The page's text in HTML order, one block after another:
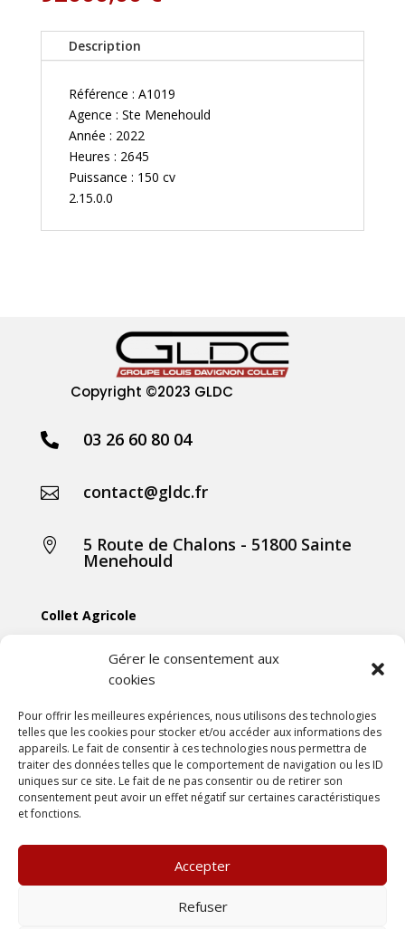
Gérer le consentement aux
cookies
Pour offrir les meilleures expériences, nous utilisons des technologies
telles que les cookies pour stocker et/ou accéder aux informations des
appareils. Le fait de consentir à ces technologies nous permettra de
traiter des données telles que le comportement de navigation ou les ID
uniques sur ce site. Le fait de ne pas consentir ou de retirer son
consentement peut avoir un effet négatif sur certaines caractéristiques
et fonctions.
Accepter
Refuser
Description
Référence : A1019
Agence : Ste Menehould
Année : 2022
Heures : 2645
Puissance : 150 cv
2.15.0.0
Copyright ©2023 GLDC
 03 26 60 80 04
 contact@gldc.fr
 5 Route de Chalons - 51800 Sainte
Menehould
Collet Agricole
Collet Motoculture
Collet Élevage
Les actus
Mentions légales
Politiques de confidentialités
Conditions générales de vente